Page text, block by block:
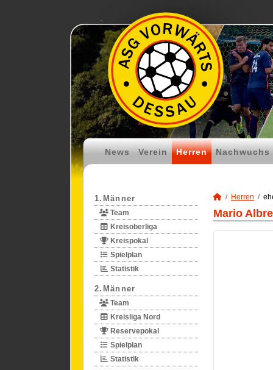
News Verein Herren Nachwuchs
1.Männer
Team
Kreisoberliga
Kreispokal
Spielplan
Statistik
2.Männer
Team
Kreisliga Nord
Reservepokal
Spielplan
Statistik
Herren
Mario